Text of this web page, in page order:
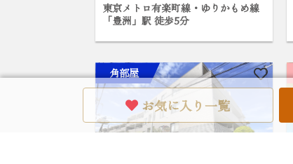
東京メトロ有楽町線・ゆりかもめ線
「豊洲」駅 徒歩5分
角部屋
お気に入り一覧